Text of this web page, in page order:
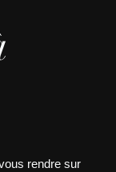
rendre sur